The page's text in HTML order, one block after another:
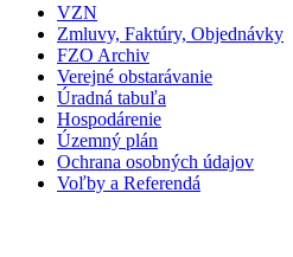
VZN
Zmluvy, Faktúry, Objednávky
FZO Archiv
Verejné obstarávanie
Úradná tabuľa
Hospodárenie
Územný plán
Ochrana osobných údajov
Voľby a Referendá